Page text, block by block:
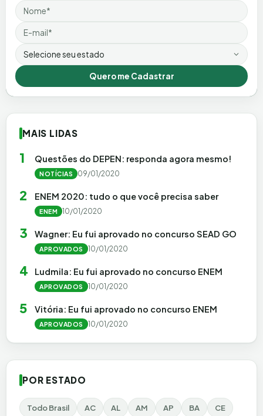
Nome
Email
Estado
Quero me Cadastrar
MAIS LIDAS
1 Questões do DEPEN: responda agora mesmo!
NOTÍCIAS 09/01/2020
2 ENEM 2020: tudo o que você precisa saber
ENEM 10/01/2020
3 Wagner: Eu fui aprovado no concurso SEAD GO
APROVADOS 10/01/2020
4 Ludmila: Eu fui aprovado no concurso ENEM
APROVADOS 10/01/2020
5 Vitória: Eu fui aprovado no concurso ENEM
APROVADOS 10/01/2020
POR ESTADO
Todo Brasil AC AL AM AP BA CE